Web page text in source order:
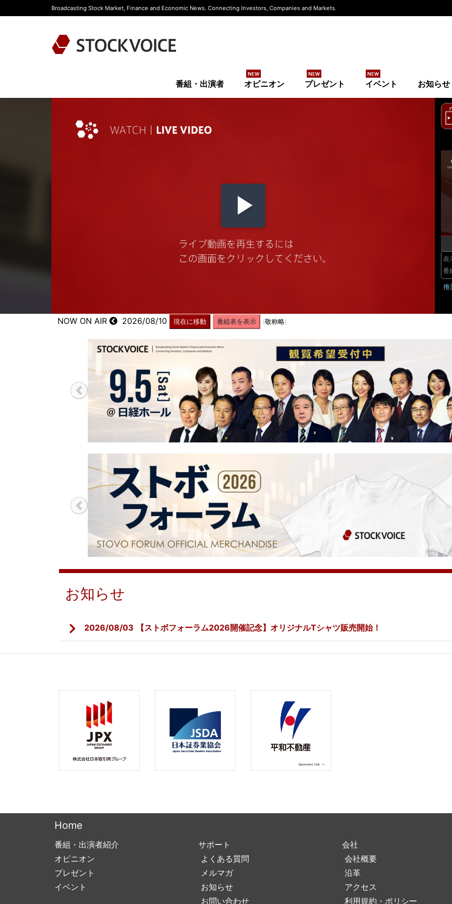
Broadcasting Stock Market, Finance and Economic News. Connecting Investors, Companies and Markets.
番組・出演者 オピニオン
NEW
プレゼント
NEW
イベント
NEW
お知らせ
Play
Video
表
番
推
NOW ON AIR 2026/08/10 現在に移動 番組表を表示 (敬称略)
Previous
Previous
お知らせ
2026/08/03 【ストボフォーラム2026開催記念】オリジナルTシャツ販売開始！
Home
番組・出演者紹介
オピニオン
プレゼント
イベント
サポート
よくある質問
メルマガ
お知らせ
お問い合わせ
会社
会社概要
沿革
アクセス
利用規約・ポリシー